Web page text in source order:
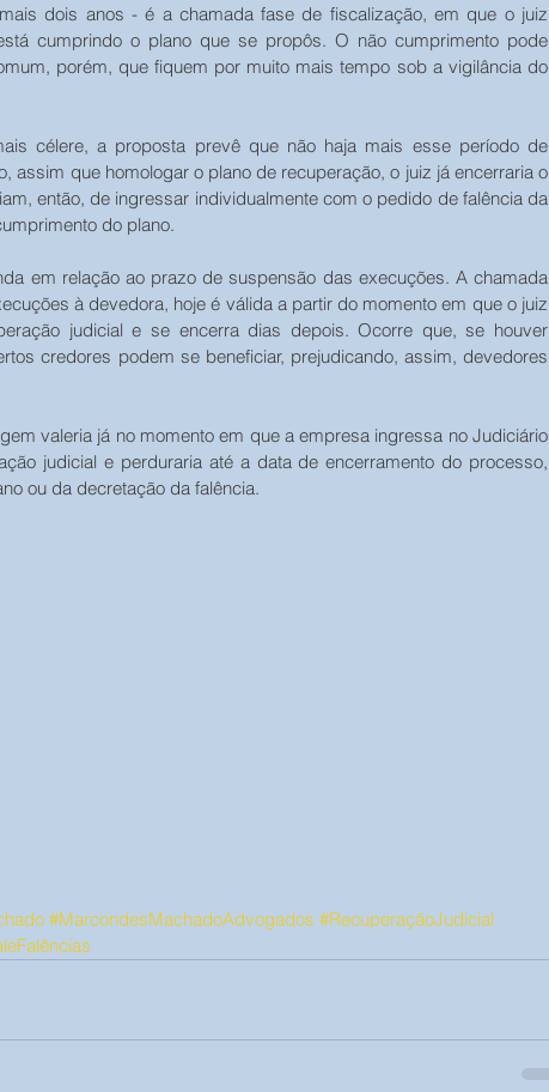
dois anos - é a chamada fase de fiscalização, em que o juiz
cumprindo o plano que se propôs. O não cumprimento pode
porém, que fiquem por muito mais tempo sob a vigilância do
célere, a proposta prevê que não haja mais esse período de
assim que homologar o plano de recuperação, o juiz já encerraria o
então, de ingressar individualmente com o pedido de falência da
do plano.
em relação ao prazo de suspensão das execuções. A chamada
à devedora, hoje é válida a partir do momento em que o juiz
judicial e se encerra dias depois. Ocorre que, se houver
credores podem se beneficiar, prejudicando, assim, devedores
valeria já no momento em que a empresa ingressa no Judiciário
judicial e perduraria até a data de encerramento do processo,
ou da decretação da falência.
#MarcondesMachadoAdvogados #RecuperaçãoJudicial